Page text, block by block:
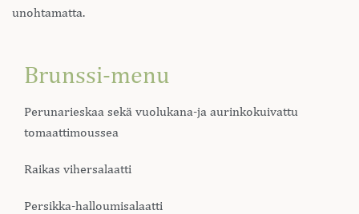
unohtamatta.
Brunssi-menu
Perunarieskaa sekä vuolukana-ja aurinkokuivattu
tomaattimoussea
Raikas vihersalaatti
Persikka-halloumisalaatti